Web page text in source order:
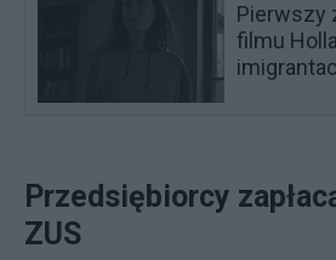
Pierwszy
filmu
Przedsiębiorcy
ZUS